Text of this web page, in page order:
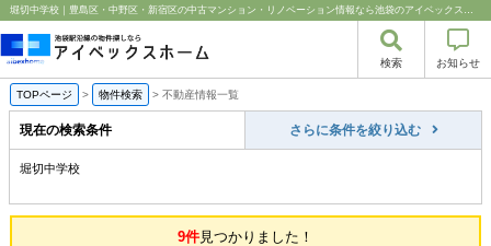
堀切中学校｜豊島区・中野区・新宿区の中古マンション・リノベーション情報なら池袋のアイベックスホーム！
検索 お知らせ
TOPページ > 物件検索 > 不動産情報一覧
現在の検索条件 さらに条件を絞り込む
堀切中学校
9件見つかりました！